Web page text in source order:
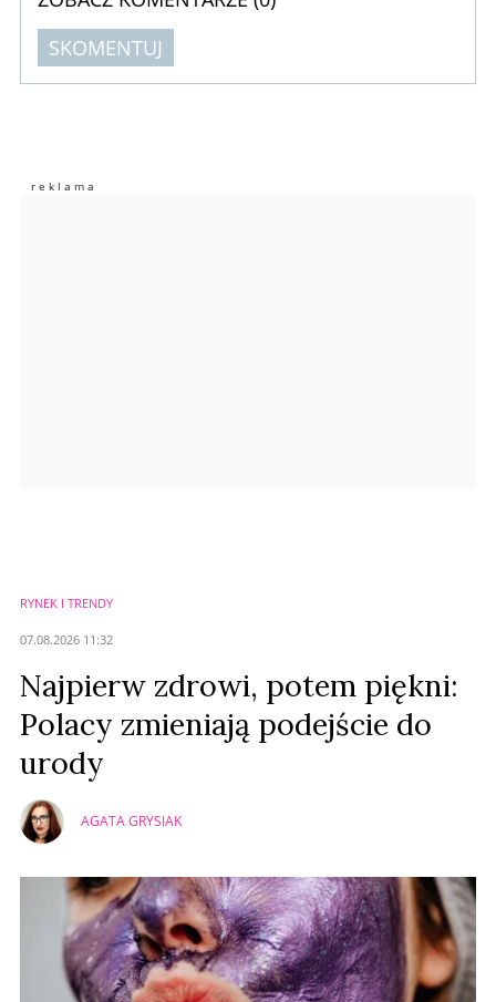
SKOMENTUJ
Imię (Wymagane)
RYNEK I TRENDY
07.08.2026 11:32
Najpierw zdrowi, potem piękni:
Polacy zmieniają podejście do
urody
AGATA GRYSIAK